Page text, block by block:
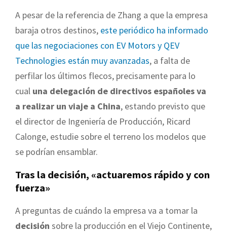
A pesar de la referencia de Zhang a que la empresa
baraja otros destinos, este periódico ha informado
que las negociaciones con EV Motors y QEV
Technologies están muy avanzadas, a falta de
perfilar los últimos flecos, precisamente para lo
cual una delegación de directivos españoles va
a realizar un viaje a China, estando previsto que
el director de Ingeniería de Producción, Ricard
Calonge, estudie sobre el terreno los modelos que
se podrían ensamblar.
Tras la decisión, «actuaremos rápido y con
fuerza»
A preguntas de cuándo la empresa va a tomar la
decisión sobre la producción en el Viejo Continente,